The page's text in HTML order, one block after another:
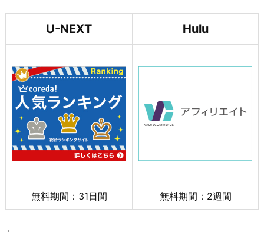
U-NEXT Hulu
無料期間：31日間 無料期間：2週間